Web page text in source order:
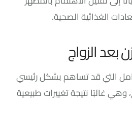
الغذائية الصحية.
بعد الزواج
التي قد تساهم بشكل رئيسي
وهي غالبًا نتيجة تغييرات طبيعية